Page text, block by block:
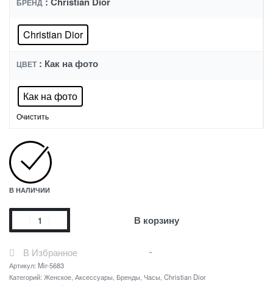
БРЕНД
Christian Dior
ЦВЕТ : Как на фото
Как на фото
Очистить
В НАЛИЧИИ
В корзину
В Избранное
Артикул: Mir-5683
Категорий: Женское Аксессуары Бренды Часы Christian Dior